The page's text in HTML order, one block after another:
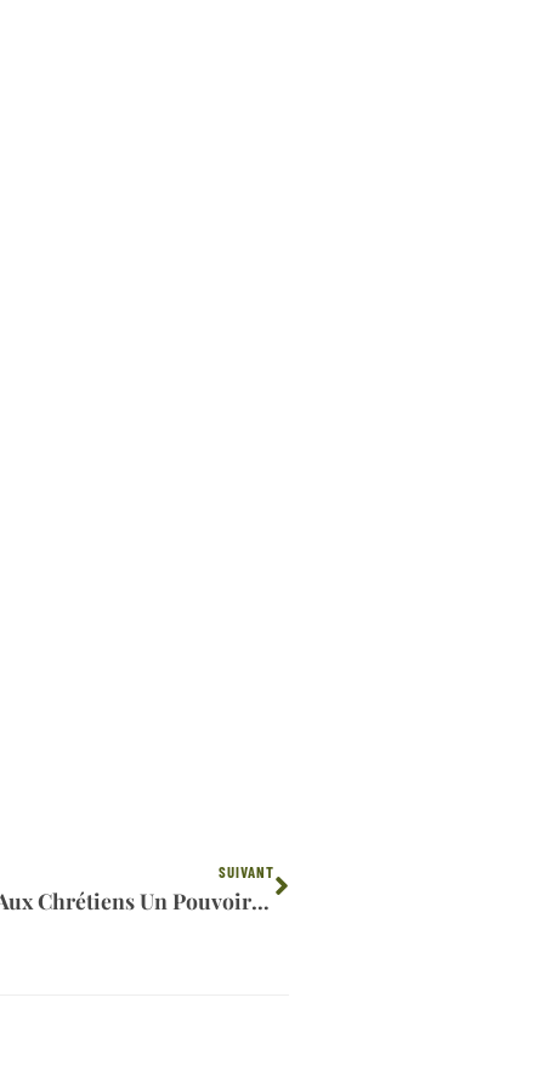
SUIVANT
Trump Promet D’accorder Aux Chrétiens Un Pouvoir Politique Sans Précédent Lorsque Le Réveil De L’Amérique Commencera Le Jour Des Élections 2024
Suivant